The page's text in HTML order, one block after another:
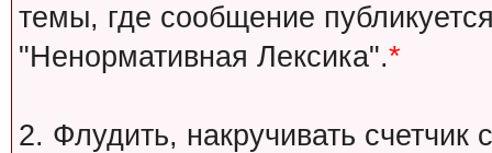
темы, где сообщение
"Ненормативная Лексика".*
2. Флудить, накручивать